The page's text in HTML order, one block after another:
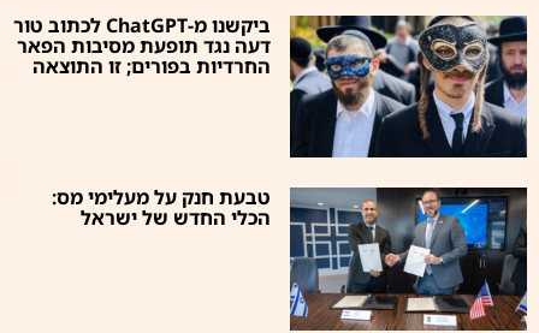
ביקשנו מ-ChatGPT לכתוב טור
דעה נגד תופעת מסיבות הפאר
החרדיות בפורים; זו התוצאה
טבעת חנק על מעלימי מס:
הכלי החדש של ישראל